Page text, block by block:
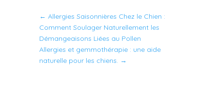
← Allergies Saisonnières Chez le Chien :
Comment Soulager Naturellement les
Démangeaisons Liées au Pollen
Allergies et gemmothérapie : une aide
naturelle pour les chiens. →